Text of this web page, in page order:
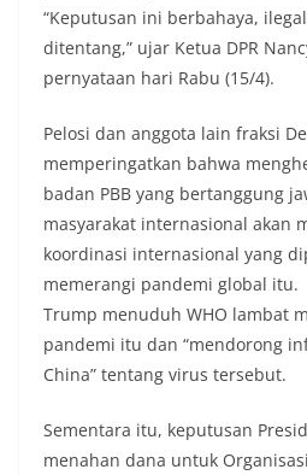
“Keputusan ini berbahaya,
ditentang,” ujar Ketua DPR
pernyataan hari Rabu (15/4).
Pelosi dan anggota lain fraksi
memperingatkan bahwa
badan PBB yang bertanggung
masyarakat internasional akan
koordinasi internasional yang
memerangi pandemi global itu.
Trump menuduh WHO lambat
pandemi itu dan “mendorong
China” tentang virus tersebut.
Sementara itu, keputusan
menahan dana untuk